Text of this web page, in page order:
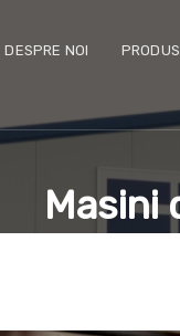
DESPRE NOI
Masini